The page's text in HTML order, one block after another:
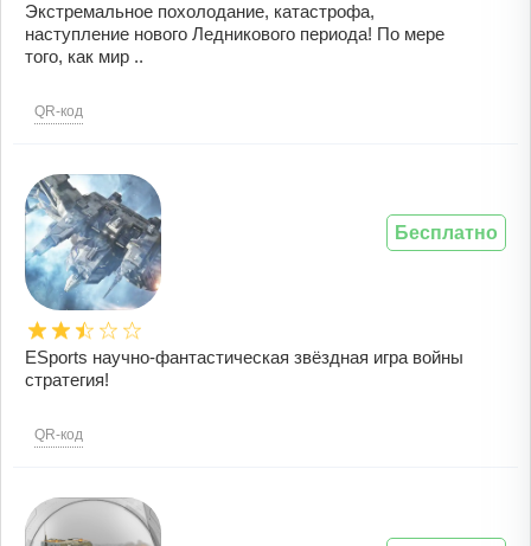
Экстремальное похолодание, катастрофа,
наступление нового Ледникового периода! По мере
того, как мир ..
QR-код
ESports научно-фантастическая звёздная игра войны
стратегия!
QR-код
Бесплатно